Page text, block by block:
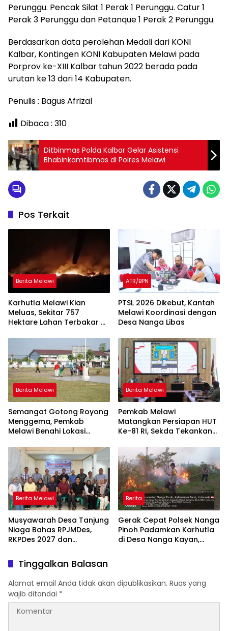
Perunggu. Pencak Silat 1 Perak 1 Perunggu. Catur 1
Perak 3 Perunggu dan Petanque 1 Perak 2 Perunggu.
Berdasarkan data perolehan Medali dari KONI
Kalbar, Kontingen KONI Kabupaten Melawi pada
Porprov ke-XIII Kalbar tahun 2022 berada pada
urutan ke 13 dari 14 Kabupaten.
Penulis : Bagus Afrizal
Dibaca : 310
Ditbinmas Polda Kalbar Gelar Asistensi
Bhabinkamtibmas di Polres Melawi
Pos Terkait
Berita Melawi
Karhutla Melawi Kian
Meluas, Sekitar 757
Hektare Lahan Terbakar di
ATR/BPN
PTSL 2026 Dikebut, Kantah
Melawi Koordinasi dengan
Desa Nanga Libas
Berita Melawi
Semangat Gotong Royong
Menggema, Pemkab
Melawi Benahi Lokasi
Berita Melawi
Pemkab Melawi
Matangkan Persiapan HUT
Ke-81 RI, Sekda Tekankan
Jawab Panitia
Berita Melawi
Musyawarah Desa Tanjung
Niaga Bahas RPJMDes,
RKPDes 2027 dan
Stunting
Berita
Gerak Cepat Polsek Nanga
Pinoh Padamkan Karhutla
di Desa Nanga Kayan,
Tinggalkan Balasan
Alamat email Anda tidak akan dipublikasikan. Ruas yang
wajib ditandai *